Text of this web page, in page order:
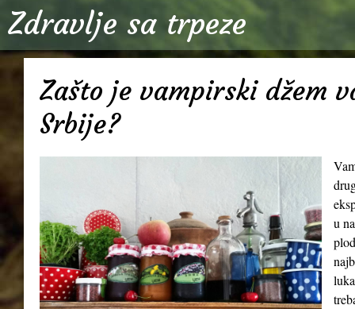
Zdravlje sa trpeze
Zašto je vampirski džem
Srbije?
u